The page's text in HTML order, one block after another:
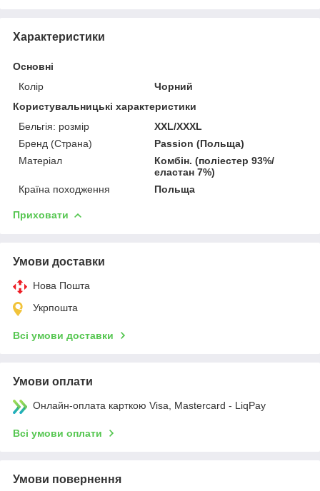
Характеристики
Основні
Колір
Чорний
Користувальницькі характеристики
Бельгія: розмір
XXL/XXXL
Бренд (Страна)
Passion (Польща)
Матеріал
Комбін. (поліестер 93%/
еластан 7%)
Країна походження
Польща
Приховати
Умови доставки
Нова Пошта
Укрпошта
Всі умови доставки
Умови оплати
Онлайн-оплата карткою Visa, Mastercard - LiqPay
Всі умови оплати
Умови повернення